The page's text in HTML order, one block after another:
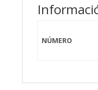
NÚMERO